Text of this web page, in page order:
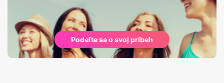
Podeľte sa o svoj príbeh